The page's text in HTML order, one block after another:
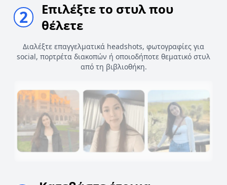
2
Επιλέξτε το στυλ που
θέλετε
Διαλέξτε επαγγελματικά headshots, φωτογραφίες για
social, πορτρέτα διακοπών ή οποιοδήποτε θεματικό στυλ
από τη βιβλιοθήκη.